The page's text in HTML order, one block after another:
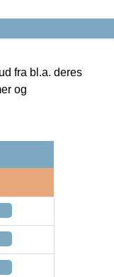
fra bl.a. deres
og